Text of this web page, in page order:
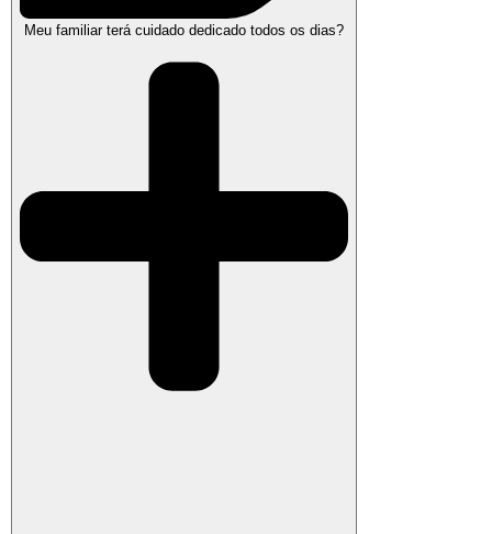
Meu familiar terá cuidado dedicado todos os dias?